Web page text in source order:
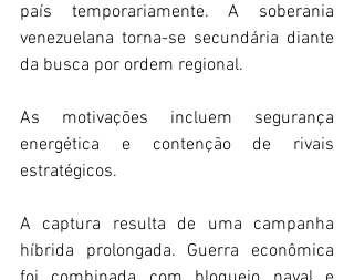
país temporariamente. A soberania
venezuelana torna-se secundária diante
da busca por ordem regional.
As motivações incluem segurança
energética e contenção de rivais
estratégicos.
A captura resulta de uma campanha
híbrida prolongada. Guerra econômica